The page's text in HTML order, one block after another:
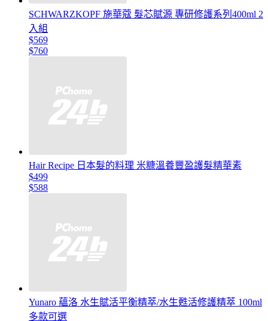
SCHWARZKOPF 施華蔻 髮芯賦源 專研修護系列400ml 2
入組
$569
$760
Hair Recipe 日本髮的料理 米糠溫養豐盈護髮精華素
$499
$588
Yunaro 蘊洛 水生賦活平衡精萃/水生甦活修護精萃 100ml
多款可選